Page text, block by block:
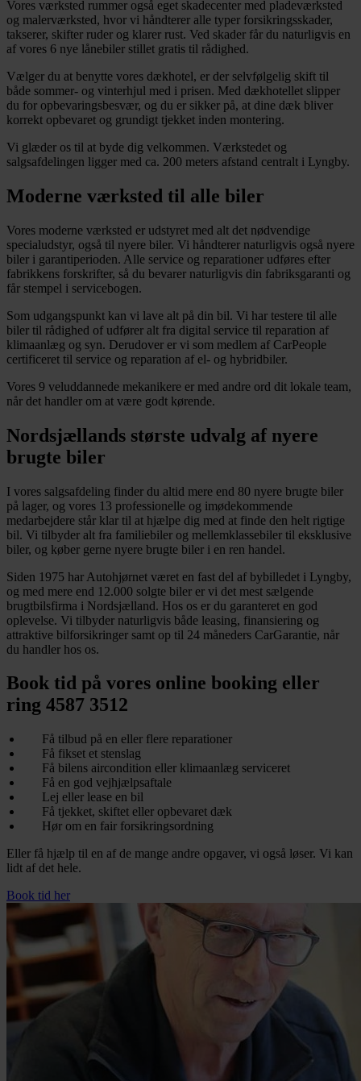
Vores værksted rummer også eget skadecenter med pladeværksted
og malerværksted, hvor vi håndterer alle typer forsikringsskader,
takserer, skifter ruder og klarer rust. Ved skader får du naturligvis en
af vores 6 nye lånebiler stillet gratis til rådighed.
Vælger du at benytte vores dækhotel, er der selvfølgelig skift til
både sommer- og vinterhjul med i prisen. Med dækhotellet slipper
du for opbevaringsbesvær, og du er sikker på, at dine dæk bliver
korrekt opbevaret og grundigt tjekket inden montering.
Vi glæder os til at byde dig velkommen. Værkstedet og
salgsafdelingen ligger med ca. 200 meters afstand centralt i Lyngby.
Moderne værksted til alle biler
Vores moderne værksted er udstyret med alt det nødvendige
specialudstyr, også til nyere biler. Vi håndterer naturligvis også nyere
biler i garantiperioden. Alle service og reparationer udføres efter
fabrikkens forskrifter, så du bevarer naturligvis din fabriksgaranti og
får stempel i servicebogen.
Som udgangspunkt kan vi lave alt på din bil. Vi har testere til alle
biler til rådighed of udfører alt fra digital service til reparation af
klimaanlæg og syn. Derudover er vi som medlem af CarPeople
certificeret til service og reparation af el- og hybridbiler.
Vores 9 veluddannede mekanikere er med andre ord dit lokale team,
når det handler om at være godt kørende.
Nordsjællands største udvalg af nyere
brugte biler
I vores salgsafdeling finder du altid mere end 80 nyere brugte biler
på lager, og vores 13 professionelle og imødekommende
medarbejdere står klar til at hjælpe dig med at finde den helt rigtige
bil. Vi tilbyder alt fra familiebiler og mellemklassebiler til eksklusive
biler, og køber gerne nyere brugte biler i en ren handel.
Siden 1975 har Autohjørnet været en fast del af bybilledet i Lyngby,
og med mere end 12.000 solgte biler er vi det mest sælgende
brugtbilsfirma i Nordsjælland. Hos os er du garanteret en god
oplevelse. Vi tilbyder naturligvis både leasing, finansiering og
attraktive bilforsikringer samt op til 24 måneders CarGarantie, når
du handler hos os.
Book tid på vores online booking eller
ring 4587 3512
Få tilbud på en eller flere reparationer
Få fikset et stenslag
Få bilens aircondition eller klimaanlæg serviceret
Få en god vejhjælpsaftale
Lej eller lease en bil
Få tjekket, skiftet eller opbevaret dæk
Hør om en fair forsikringsordning
Eller få hjælp til en af de mange andre opgaver, vi også løser. Vi kan
lidt af det hele.
Book tid her